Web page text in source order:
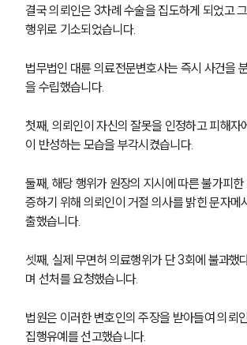
결국 의뢰인은 3차례 수술을 집도하게 되었고
행위로 기소되었습니다.
법무법인 대륜 의료전문변호사는 즉시 사건을
을 수립했습니다.
첫째, 의뢰인이 자신의 잘못을 인정하고 피해자
이 반성하는 모습을 부각시켰습니다.
둘째, 해당 행위가 원장의 지시에 따른 불가피
증하기 위해 의뢰인이 거절 의사를 밝힌 문자메
출했습니다.
셋째, 실제 무면허 의료행위가 단 3회에 불과했
며 선처를 요청했습니다.
법원은 이러한 변호인의 주장을 받아들여 의뢰
집행유예를 선고했습니다.